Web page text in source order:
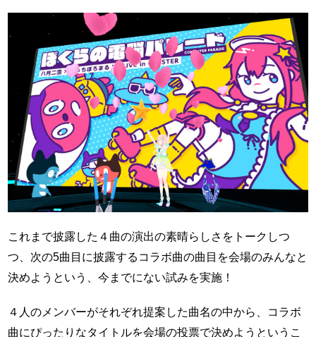
これまで披露した４曲の演出の素晴らしさをトークしつ
つ、次の5曲目に披露するコラボ曲の曲目を会場のみんなと
決めようという、今までにない試みを実施！
４人のメンバーがそれぞれ提案した曲名の中から、コラボ
曲にぴったりなタイトルを会場の投票で決めようというこ